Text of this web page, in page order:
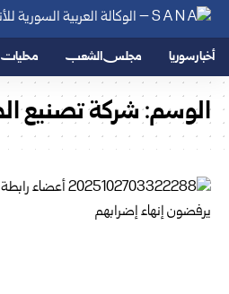
أخبار سوريا مجلس الشعب محليات
الوسم:شركة تصنيع